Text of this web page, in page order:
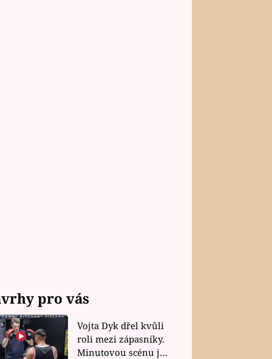
pro vás
Vojta Dyk dřel kvůli
roli mezi zápasníky.
Minutovou scénu jel